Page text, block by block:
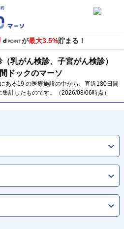
が最大3.5%貯まる！
乳がん検診、子宮がん検診）
ドックのマーソ
ある19 の医療施設の中から、直近180日間
計したものです。（2026/08/06時点）